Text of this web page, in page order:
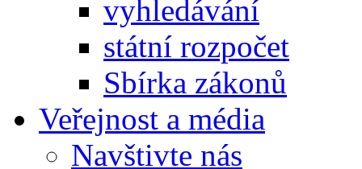
vyhledávání
státní rozpočet
Sbírka zákonů
Veřejnost a média
Navštivte nás